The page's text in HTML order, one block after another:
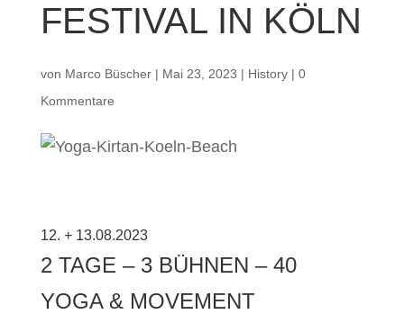
FESTIVAL IN KÖLN
von Marco Büscher| Mai 23, 2023 | History| 0
Kommentare
12. + 13.08.2023
2 TAGE – 3 BÜHNEN – 40
YOGA & MOVEMENT